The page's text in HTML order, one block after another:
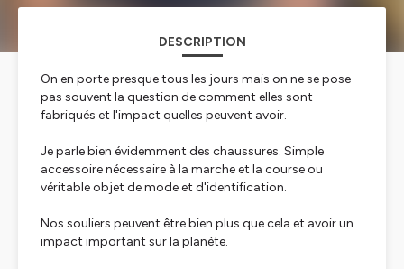
DESCRIPTION
On en porte presque tous les jours mais on ne se pose
pas souvent la question de comment elles sont
fabriqués et l'impact quelles peuvent avoir.
Je parle bien évidemment des chaussures. Simple
accessoire nécessaire à la marche et la course ou
véritable objet de mode et d'identification.
Nos souliers peuvent être bien plus que cela et avoir un
impact important sur la planète.